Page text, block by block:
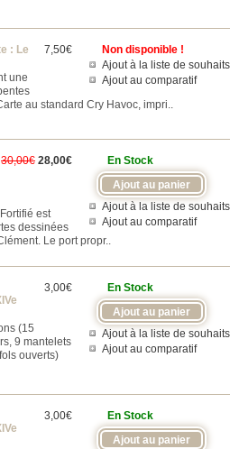
Non disponible !
Ajout à la liste de souhaits
Ajout au comparatif
7,50€
: Le
une
au standard Cry Havoc, impri..
En Stock
Ajout à la liste de souhaits
Ajout au comparatif
30,00€ 28,00€
est
dessinées
Le port propr..
En Stock
Ajout à la liste de souhaits
Ajout au comparatif
3,00€
(15
9 mantelets
ouverts)
En Stock
3,00€